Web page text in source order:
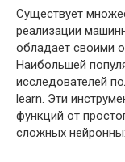
Существует
реализации
обладает своими
Наибольшей
исследователей
learn. Эти
функций от
сложных